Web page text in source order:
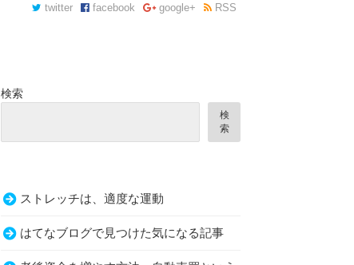
twitter facebook google+ RSS
検索
検
索
ストレッチは、適度な運動
はてなブログで見つけた気になる記事